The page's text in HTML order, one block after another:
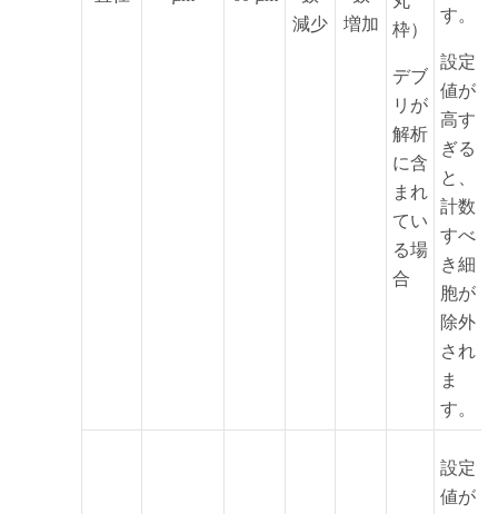
減少
増加
枠）
デブ
リが
解析
に含
まれ
てい
る場
合
す。
設定
値が
高す
ぎる
と、
計数
すべ
き細
胞が
除外
され
ま
す。
設定
値が